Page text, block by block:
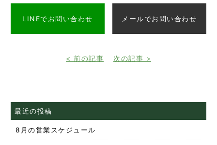
LINEでお問い合わせ メールでお問い合わせ
< 前の記事 次の記事 >
最近の投稿
8月の営業スケジュール